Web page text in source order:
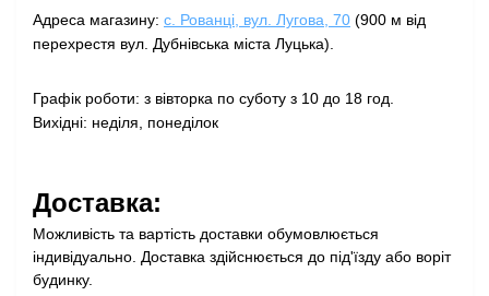
Адреса магазину: с. Рованці, вул. Лугова, 70 (900 м від
перехрестя вул. Дубнівська міста Луцька).
Графік роботи: з вівторка по суботу з 10 до 18 год.
Вихідні: неділя, понеділок
Доставка:
Можливість та вартість доставки обумовлюється
індивідуально. Доставка здійснюється до під'їзду або воріт
будинку.